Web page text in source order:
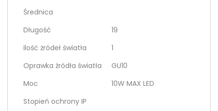
Średnica
Długość
19
Ilość żródeł światła
1
Oprawka źródła światła
GU10
Moc
10W MAX LED
Stopień ochrony IP